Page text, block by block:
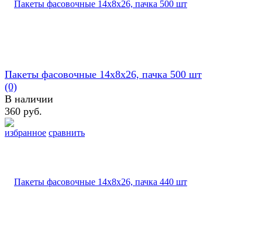
избранное сравнить
Пакеты фасовочные 14х8х26, пачка 500 шт
(0)
В наличии
360 руб.